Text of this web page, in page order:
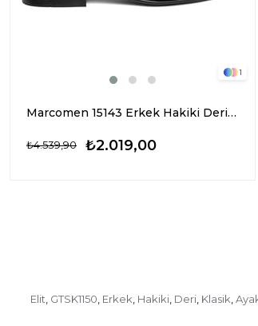
1
Marcomen 15143 Erkek Hakiki Deri Klasik Ayakkabı Siyah
₺2.019,00
₺4.539,90
Elit, GTSK1150, Erkek, Hakiki, Deri, Klasik,